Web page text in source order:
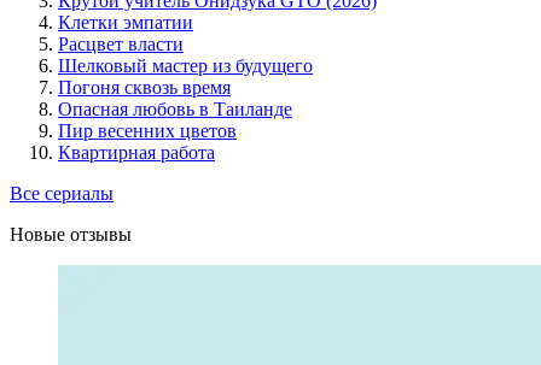
Клетки эмпатии
Расцвет власти
Шелковый мастер из будущего
Погоня сквозь время
Опасная любовь в Таиланде
Пир весенних цветов
Квартирная работа
Все сериалы
Новые отзывы